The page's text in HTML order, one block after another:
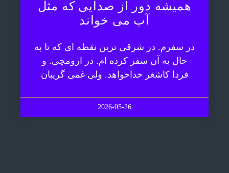
همیشه دور از صدایی که مثل
آب می خواند
در سفرم. در شرقی ترین نقطه ای که تا به
حال به آن سفر کرده ام. در ارومچی. و
فردا کاشغر خداخواهد. ولی غمی گریبان
2026-05-26